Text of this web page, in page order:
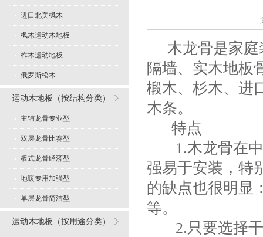
进口北美枫木
枫木运动木地板
柞木运动地板
俄罗斯松木
运动木地板（按结构分类）
主辅龙骨专业型
双层龙骨比赛型
板式龙骨经济型
地暖专用加强型
单层龙骨简洁型
运动木地板（按用途分类）
专业舞蹈地板型
木龙骨是家庭
隔墙、实木地板
椴木、杉木、进
木条。
特点
1.木龙骨在中
强易于安装，特
的缺点也很明显
等。
2.只要选择干